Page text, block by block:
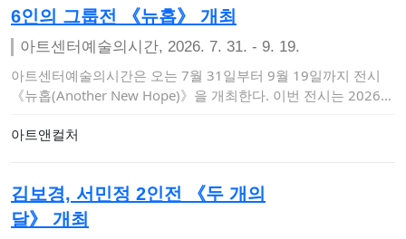
6인의 그룹전 《뉴홉》 개최
아트센터예술의시간, 2026. 7. 31. - 9. 19.
아트센터예술의시간은 오는 7월 31일부터 9월 19일까지 전시
《뉴홉(Another New Hope)》을 개최한다. 이번 전시는 2026
아트앤컬처
김보경, 서민정 2인전 《두 개의
달》 개최